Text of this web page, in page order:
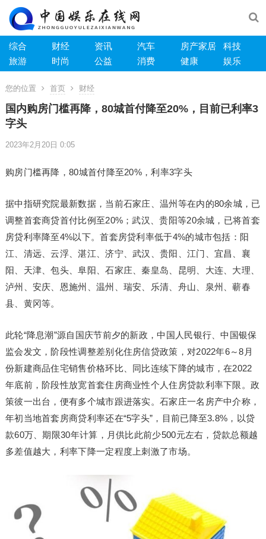
综合 财经 资讯 汽车 房产家居
科技
旅游
时尚 公益 消费 健康 娱乐
您的位置 首页 财经
国内购房门槛再降，80城首付降至20%，目前已利率3
字头
2023年2月20日 0:05
购房门槛再降，80城首付降至20%，利率3字头
据中指研究院最新数据，当前石家庄、温州等在内的80余城，已
调整首套商贷首付比例至20%；武汉、贵阳等20余城，已将首套
房贷利率降至4%以下。首套房贷利率低于4%的城市包括：阳
江、清远、云浮、湛江、济宁、武汉、贵阳、江门、宜昌、襄
阳、天津、包头、阜阳、石家庄、秦皇岛、昆明、大连、大理、
泸州、安庆、恩施州、温州、瑞安、乐清、舟山、泉州、蕲春
县、黄冈等。
此轮“降息潮”源自国庆节前夕的新政，中国人民银行、中国银保
监会发文，阶段性调整差别化住房信贷政策，对2022年6～8月
份新建商品住宅销售价格环比、同比连续下降的城市，在2022
年底前，阶段性放宽首套住房商业性个人住房贷款利率下限。政
策彼一出台，便有多个城市跟进落实。石家庄一名房产中介称，
年初当地首套房商贷利率还在“5字头”，目前已降至3.8%，以贷
款60万、期限30年计算，月供比此前少500元左右，贷款总额越
多差值越大，利率下降一定程度上刺激了市场。